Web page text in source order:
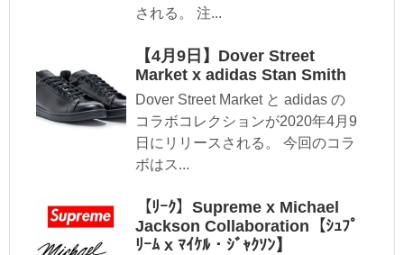
される。 注...
【4月9日】Dover Street
Market x adidas Stan Smith
Dover Street Market と adidas の
コラボコレクションが2020年4月9
日にリリースされる。 今回のコラ
ボはス...
【ﾘｰｸ】Supreme x Michael
Jackson Collaboration【ｼｭﾌﾟ
ﾘｰﾑ x ﾏｲｹﾙ・ｼﾞｬｸｿﾝ】